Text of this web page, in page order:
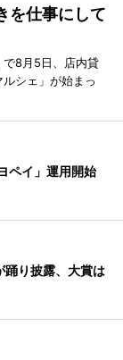
を仕事にして
で8月5日、店内貸
シェ」が始まっ
ペイ」運用開始
り披露、大賞は